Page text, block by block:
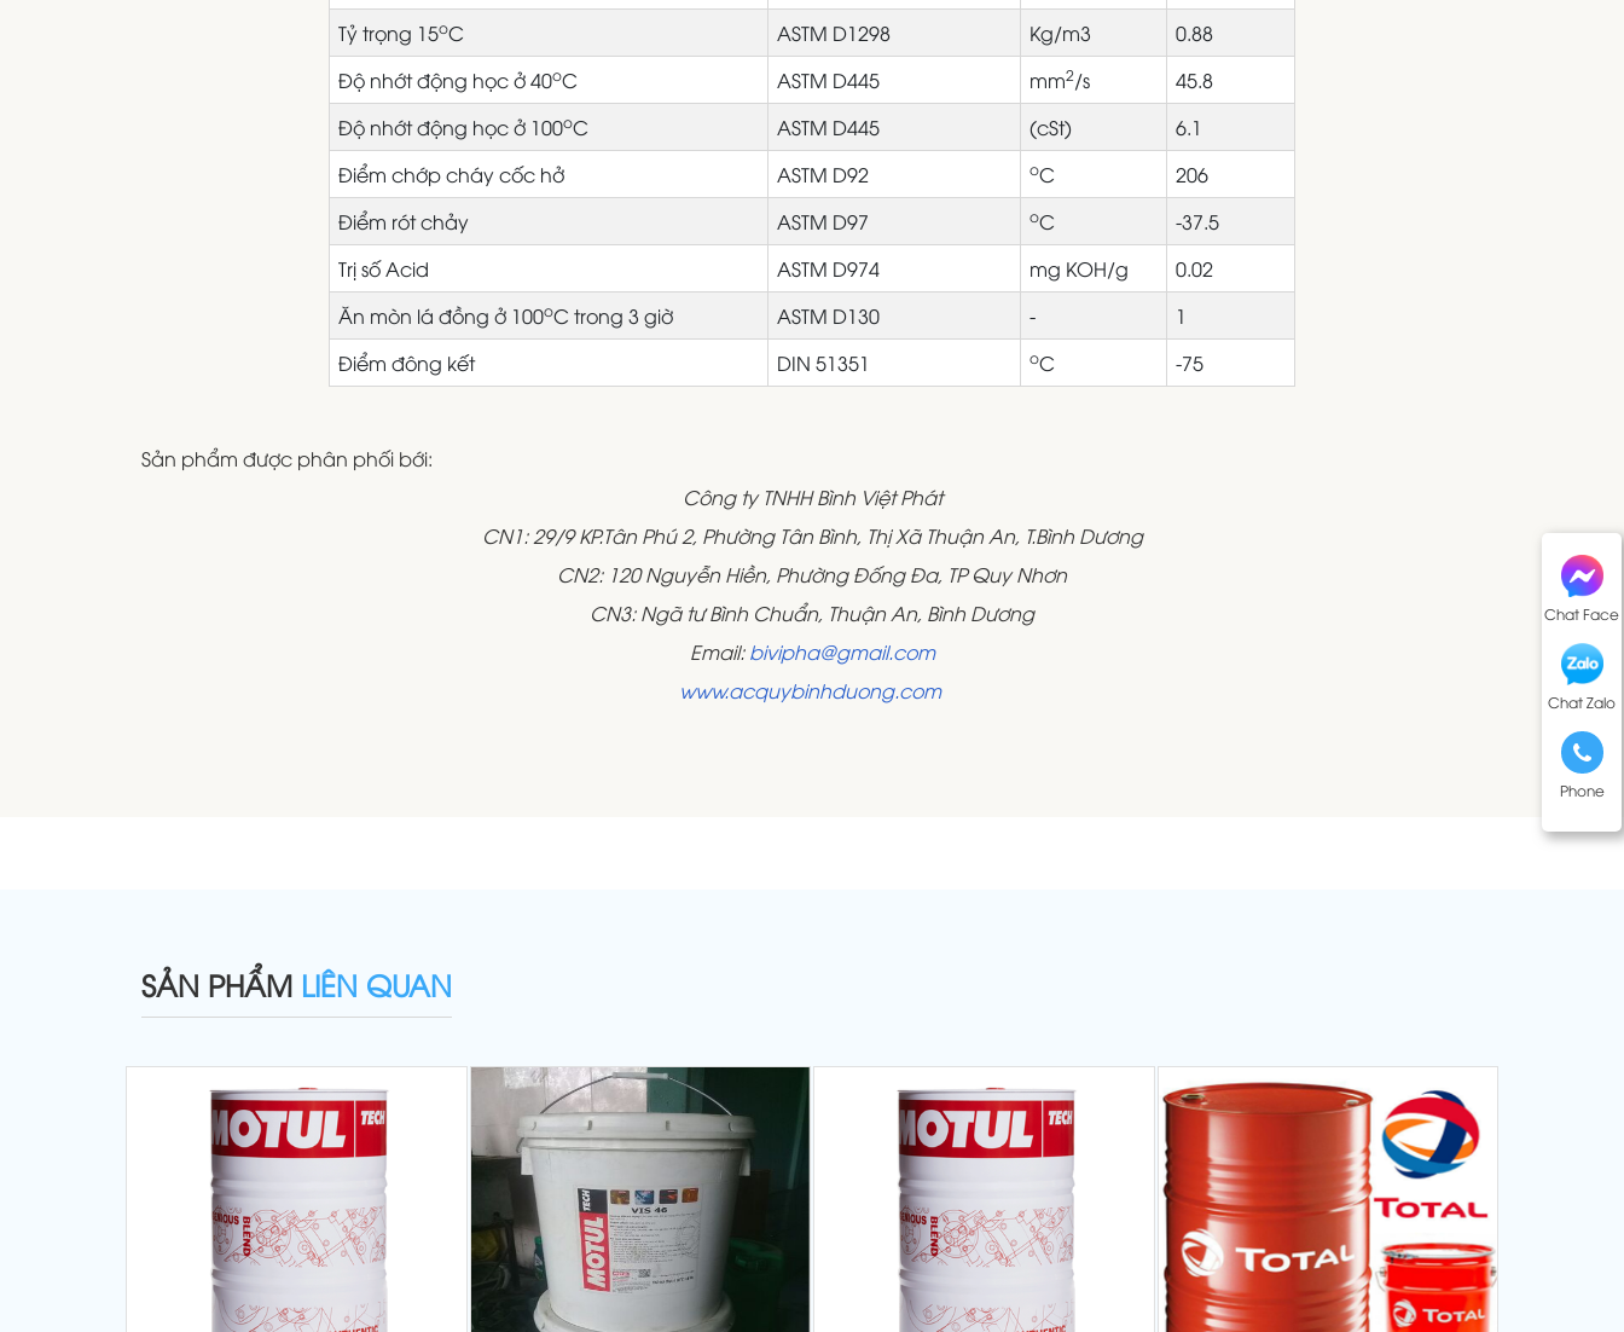
Chat Face
Chat Zalo
Phone
Tỷ trọng 15oC ASTM D1298 Kg/m3
0.88
Độ nhớt động học ở 40oC ASTM D445 mm2/s
45.8
Độ nhớt động học ở 100oC ASTM D445 (cSt)
6.1
Điểm chớp cháy cốc hở
ASTM D92 oC
206
Điểm rót chảy
ASTM D97 oC
-37.5
Trị số Acid
ASTM D974 mg KOH/g
0.02
Ăn mòn lá đồng ở 100oC trong 3 giờ ASTM D130 -
1
Điểm đông kết
DIN 51351 oC -75
Sản phẩm được phân phối bới:
Công ty TNHH Bình Việt Phát
CN1: 29/9 KP.Tân Phú 2, Phường Tân Bình, Thị Xã Thuận An, T.Bình Dương
CN2: 120 Nguyễn Hiền, Phường Đống Đa, TP Quy Nhơn
CN3: Ngã tư Bình Chuẩn, Thuận An, Bình Dương
Email:bivipha@gmail.com
www.acquybinhduong.com
SẢN PHẨM LIÊN QUAN